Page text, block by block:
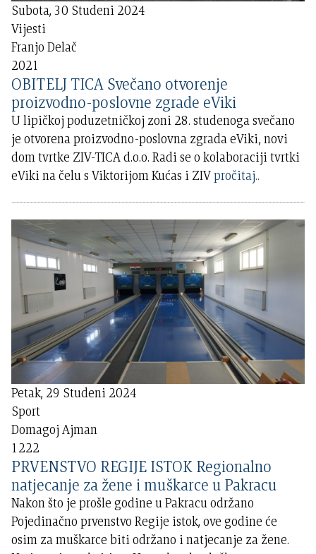
Subota, 30 Studeni 2024
Vijesti
Franjo Delač
2021
OBITELJ TICA Svečano otvorenje
proizvodno-poslovne zgrade eViki
U lipičkoj poduzetničkoj zoni 28. studenoga svečano
je otvorena proizvodno-poslovna zgrada eViki, novi
dom tvrtke ZIV-TICA d.o.o. Radi se o kolaboraciji tvrtki
eViki na čelu s Viktorijom Kućas i ZIVpročitaj..
Petak, 29 Studeni 2024
Sport
Domagoj Ajman
1222
PRVENSTVO REGIJE ISTOK Regionalno
natjecanje za žene i muškarce u Pakracu
Nakon što je prošle godine u Pakracu održano
Pojedinačno prvenstvo Regije istok, ove godine će
osim za muškarce biti održano i natjecanje za žene.